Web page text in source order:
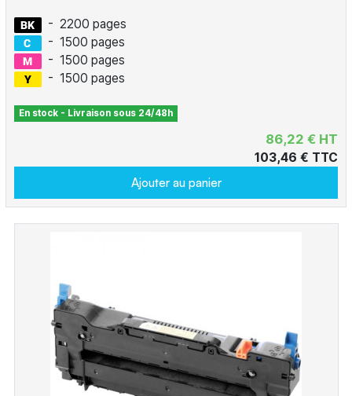
- 2200 pages
- 1500 pages
- 1500 pages
- 1500 pages
En stock - Livraison sous 24/48h
86,22 € HT
103,46 € TTC
Ajouter au panier